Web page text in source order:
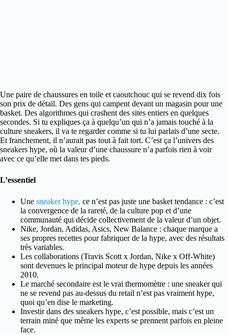
Une paire de chaussures en toile et caoutchouc qui se revend dix fois
son prix de détail. Des gens qui campent devant un magasin pour une
basket. Des algorithmes qui crashent des sites entiers en quelques
secondes. Si tu expliques ça à quelqu’un qui n’a jamais touché à la
culture sneakers, il va te regarder comme si tu lui parlais d’une secte.
Et franchement, il n’aurait pas tout à fait tort. C’est ça l’univers des
sneakers hype, où la valeur d’une chaussure n’a parfois rien à voir
avec ce qu’elle met dans tes pieds.
L’essentiel
Une sneaker hype, ce n’est pas juste une basket tendance : c’est
la convergence de la rareté, de la culture pop et d’une
communauté qui décide collectivement de la valeur d’un objet.
Nike, Jordan, Adidas, Asics, New Balance : chaque marque a
ses propres recettes pour fabriquer de la hype, avec des résultats
très variables.
Les collaborations (Travis Scott x Jordan, Nike x Off-White)
sont devenues le principal moteur de hype depuis les années
2010.
Le marché secondaire est le vrai thermomètre : une sneaker qui
ne se revend pas au-dessus du retail n’est pas vraiment hype,
quoi qu’en dise le marketing.
Investir dans des sneakers hype, c’est possible, mais c’est un
terrain miné que même les experts se prennent parfois en pleine
face.